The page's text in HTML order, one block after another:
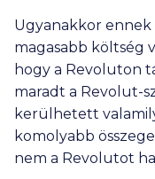
Ugyanakkor ennek
magasabb költség
hogy a Revoluton
maradt a Revolut-
kerülhetett
komolyabb
nem a Revolutot